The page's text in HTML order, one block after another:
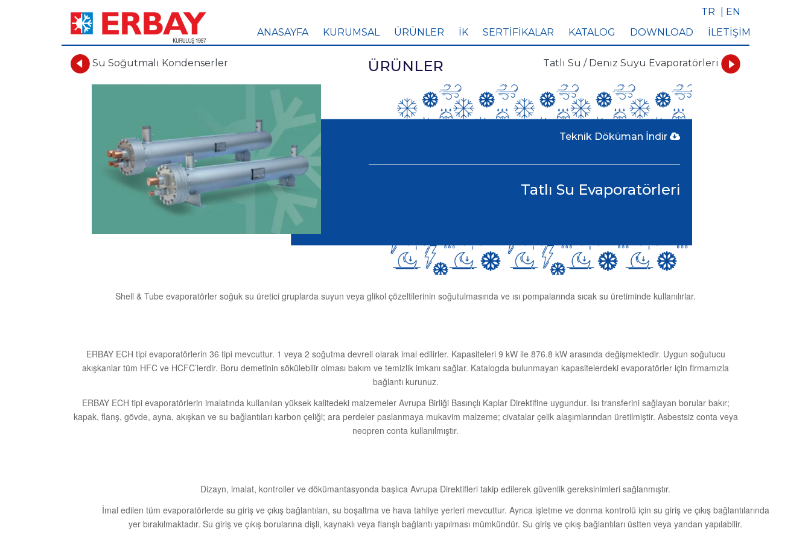
| EN
TR
ANASAYFA
KURUMSAL ÜRÜNLER İK SERTİFİKALAR KATALOG DOWNLOAD İLETİŞİM
ÜRÜNLER
Su Soğutmalı Kondenserler Tatlı Su / Deniz Suyu Evaporatörleri
Teknik Döküman İndir
Tatlı Su Evaporatörleri
Shell & Tube evaporatörler soğuk su üretici gruplarda suyun veya glikol çözeltilerinin soğutulmasında ve ısı pompalarında sıcak su üretiminde kullanılırlar.
ERBAY ECH tipi evaporatörlerin 36 tipi mevcuttur. 1 veya 2 soğutma devreli olarak imal edilirler. Kapasiteleri 9 kW ile 876.8 kW arasında değişmektedir. Uygun soğutucu
akışkanlar tüm HFC ve HCFC’lerdir. Boru demetinin sökülebilir olması bakım ve temizlik imkanı sağlar. Katalogda bulunmayan kapasitelerdeki evaporatörler için firmamızla
bağlantı kurunuz.
ERBAY ECH tipi evaporatörlerin imalatında kullanılan yüksek kalitedeki malzemeler Avrupa Birliği Basınçlı Kaplar Direktifine uygundur. Isı transferini sağlayan borular bakır;
kapak, flanş, gövde, ayna, akışkan ve su bağlantıları karbon çeliği; ara perdeler paslanmaya mukavim malzeme; civatalar çelik alaşımlarından üretilmiştir. Asbestsiz conta veya
neopren conta kullanılmıştır.
Dizayn, imalat, kontroller ve dökümantasyonda başlıca Avrupa Direktifleri takip edilerek güvenlik gereksinimleri sağlanmıştır.
İmal edilen tüm evaporatörlerde su giriş ve çıkış bağlantıları, su boşaltma ve hava tahliye yerleri mevcuttur. Ayrıca işletme ve donma kontrolü için su giriş ve çıkış bağlantılarında
yer bırakılmaktadır. Su giriş ve çıkış borularına dişli, kaynaklı veya flanşlı bağlantı yapılması mümkündür. Su giriş ve çıkış bağlantıları üstten veya yandan yapılabilir.